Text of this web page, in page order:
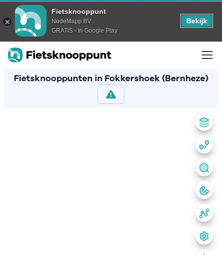
Fietsknooppunt
NodeMapp BV
GRATIS - In Google Play
Bekijk
Fietsknooppunten in Fokkershoek (Bernheze)